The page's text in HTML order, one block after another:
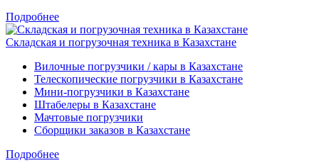
Подробнее
Складская и погрузочная техника в Казахстане
Вилочные погрузчики / кары в Казахстане
Телескопические погрузчики в Казахстане
Мини-погрузчики в Казахстане
Штабелеры в Казахстане
Мачтовые погрузчики
Сборщики заказов в Казахстане
Подробнее